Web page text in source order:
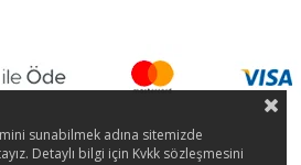
sunabilmek adına sitemizde
Detaylı bilgi için Kvkk sözleşmesini